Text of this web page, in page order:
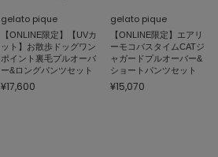
gelato pique
【ONLINE限定】【UVカ
ット】お散歩ドッグワン
ポイント裏毛プルオーバ
ー&ロングパンツセット
¥17,600
gelato pique
【ONLINE限定】エアリ
ーモコバスタイムCATジ
ャガードプルオーバー&
ショートパンツセット
¥15,070